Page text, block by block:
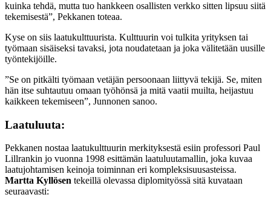
kuinka tehdä, mutta tuo hankkeen osallisten verkko sitten lipsuu siitä
tekemisestä”, Pekkanen toteaa.
Kyse on siis laatukulttuurista. Kulttuurin voi tulkita yrityksen tai
työmaan sisäiseksi tavaksi, jota noudatetaan ja joka välitetään uusille
työntekijöille.
”Se on pitkälti työmaan vetäjän persoonaan liittyvä tekijä. Se, miten
hän itse suhtautuu omaan työhönsä ja mitä vaatii muilta, heijastuu
kaikkeen tekemiseen”, Junnonen sanoo.
Laatuluuta:
Pekkanen nostaa laatukulttuurin merkityksestä esiin professori Paul
Lillrankin jo vuonna 1998 esittämän laatuluutamallin, joka kuvaa
laatujohtamisen keinoja toiminnan eri kompleksisuusasteissa.
Martta Kyllösen tekeillä olevassa diplomityössä sitä kuvataan
seuraavasti: